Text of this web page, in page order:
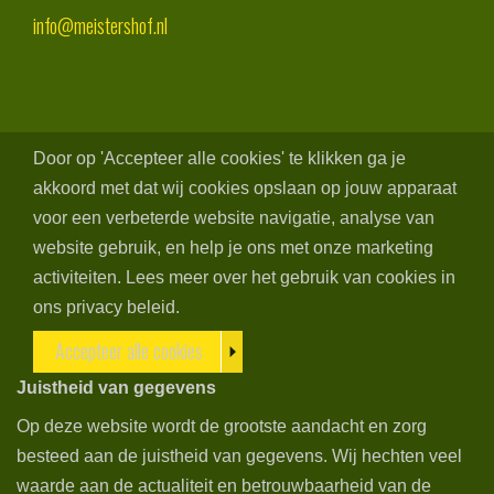
info@meistershof.nl
Door op 'Accepteer alle cookies' te klikken ga je
akkoord met dat wij cookies opslaan op jouw apparaat
voor een verbeterde website navigatie, analyse van
website gebruik, en help je ons met onze marketing
activiteiten. Lees meer over het gebruik van cookies in
ons privacy beleid.
Accepteer alle cookies
Juistheid van gegevens
Op deze website wordt de grootste aandacht en zorg
besteed aan de juistheid van gegevens. Wij hechten veel
waarde aan de actualiteit en betrouwbaarheid van de